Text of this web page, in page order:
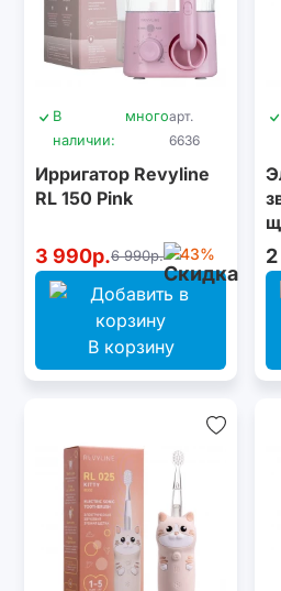
В
наличии:
многоарт.
6636
Ирригатор Revyline
RL 150 Pink
3 990р.6 990р. -43%
В корзину